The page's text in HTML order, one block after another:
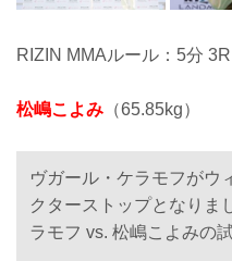
RIZIN MMAルール：5分 3R
松嶋こよみ （65.85kg）
ヴガール・ケラモフがウ
クターストップとなりま
ラモフ vs. 松嶋こよみの